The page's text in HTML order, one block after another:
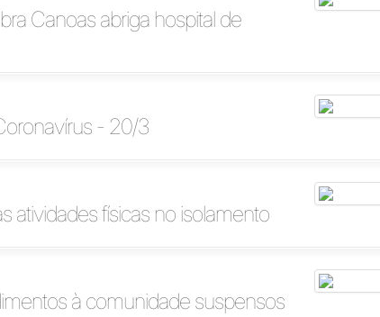
Canoas abriga hospital de
- 20/3
atividades físicas no isolamento
à comunidade suspensos